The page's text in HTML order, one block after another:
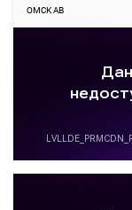
ОМСК АВ
Детали рейса
—